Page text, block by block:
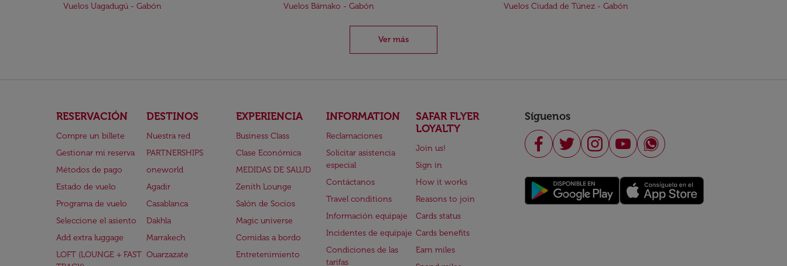
Vuelos Uagadugú - Gabón
Vuelos Bámako - Gabón Vuelos Ciudad de Túnez - Gabón
Ver más
RESERVACIÓN
Compre un billete
Gestionar mi reserva
Métodos de pago
Estado de vuelo
Programa de vuelo
Seleccione el asiento
Add extra luggage
LOFT (LOUNGE + FAST
DESTINOS
Nuestra red
PARTNERSHIPS
oneworld
Agadir
Casablanca
Dakhla
Marrakech
Ouarzazate
EXPERIENCIA
Business Class
Clase Económica
MEDIDAS DE SALUD
Zenith Lounge
Salón de Socios
Magic universe
Comidas a bordo
Entretenimiento
INFORMATION
Reclamaciones
Solicitar asistencia
especial
Contáctanos
Travel conditions
Información equipaje
Incidentes de equipaje
Condiciones de las
tarifas
SAFAR FLYER
LOYALTY
Join us!
Sign in
How it works
Reasons to join
Cards status
Cards benefits
Earn miles
Síguenos